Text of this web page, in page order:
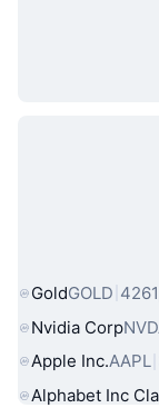
Activos
GoldGOLD
Nvidia Corp
Apple Inc.AAPL
Alphabet Inc